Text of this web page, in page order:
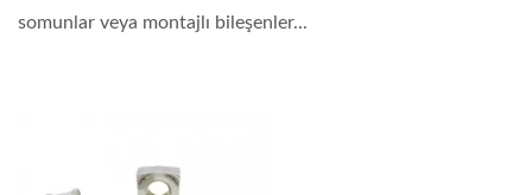
somunlar veya montajlı bileşenler...